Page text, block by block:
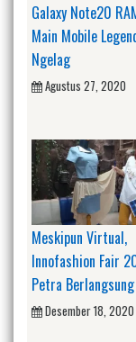
Galaxy Note20
Main Mobile
Ngelag
Agustus 27, 2020
Meskipun Virtual,
Innofashion Fair
Petra
Desember 18, 2020